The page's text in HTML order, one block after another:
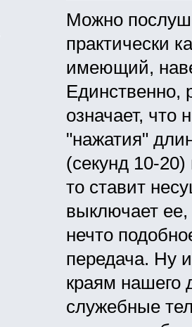
Можно
практически
имеющий,
Единственно,
означает,
"нажатия"
(секунд 10-
то ставит
выключает
нечто
передача. Ну
краям нашего
служебные